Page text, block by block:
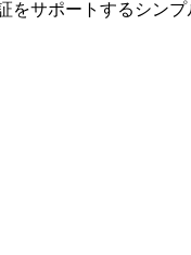
をサポートするシン